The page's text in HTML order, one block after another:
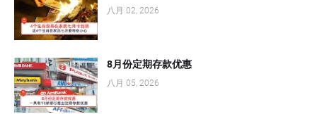
八月 02, 2026
8月份定期存款优惠
八月 05, 2026